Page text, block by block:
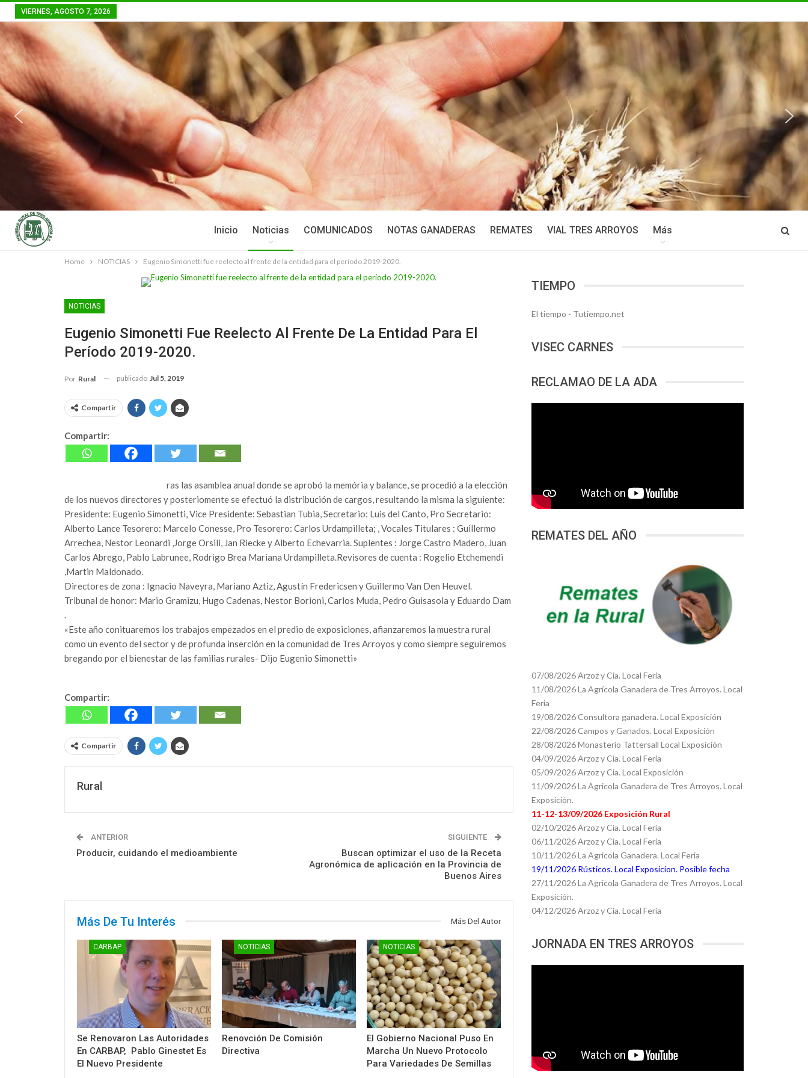
VIERNES, AGOSTO 7, 2026
Inicio Noticias COMUNICADOS NOTAS GANADERAS REMATES VIAL TRES ARROYOS Más
Home NOTICIAS Eugenio Simonetti fue reelecto al frente de la entidad para el período 2019-2020.
NOTICIAS
Eugenio Simonetti Fue Reelecto Al Frente De La Entidad Para El
Período 2019-2020.
Por Rural publicado Jul 5, 2019
Compartir
Compartir:
ras las asamblea anual donde se aprobó la memória y balance, se procedió a la elección
de los nuevos directores y posteriomente se efectuó la distribución de cargos, resultando la misma la siguiente:
Presidente: Eugenio Simonetti, Vice Presidente: Sebastian Tubia, Secretario: Luis del Canto, Pro Secretario:
Alberto Lance Tesorero: Marcelo Conesse, Pro Tesorero: Carlos Urdampilleta; , Vocales Titulares : Guillermo
Arrechea, Nestor Leonardi ,Jorge Orsili, Jan Riecke y Alberto Echevarria. Suplentes : Jorge Castro Madero, Juan
Carlos Abrego, Pablo Labrunee, Rodrigo Brea Mariana Urdampilleta.Revisores de cuenta : Rogelio Etchemendi
,Martin Maldonado.
Directores de zona : Ignacio Naveyra, Mariano Aztiz, Agustín Fredericsen y Guillermo Van Den Heuvel.
Tribunal de honor: Mario Gramizu, Hugo Cadenas, Nestor Borioni, Carlos Muda, Pedro Guisasola y Eduardo Dam
«Este año conituaremos los trabajos empezados en el predio de exposiciones, afianzaremos la muestra rural
como un evento del sector y de profunda inserción en la comunidad de Tres Arroyos y como siempre seguiremos
bregando por el bienestar de las familias rurales- Dijo Eugenio Simonetti»
Compartir:
Compartir
Rural
ANTERIOR
Producir, cuidando el medioambiente
SIGUIENTE
Buscan optimizar el uso de la Receta
Agronómica de aplicación en la Provincia de
Buenos Aires
Más De Tu Interés Más Del Autor
CARBAP
Se Renovaron Las Autoridades
En CARBAP, Pablo Ginestet Es
El Nuevo Presidente
NOTICIAS
Renovción De Comisión
Directiva
NOTICIAS
El Gobierno Nacional Puso En
Marcha Un Nuevo Protocolo
Para Variedades De Semillas
TIEMPO
El tiempo - Tutiempo.net
VISEC CARNES
RECLAMAO DE LA ADA
REMATES DEL AÑO
07/08/2026 Arzoz y Cia. Local Feria
11/08/2026 La Agrícola Ganadera de Tres Arroyos. Local
Feria
19/08/2026 Consultora ganadera. Local Exposición
22/08/2026 Campos y Ganados. Local Exposición
28/08/2026 Monasterio Tattersall Local Exposición
04/09/2026 Arzoz y Cia. Local Feria
05/09/2026 Arzoz y Cia. Local Exposición
11/09/2026 La Agricola Ganadera de Tres Arroyos. Local
Exposición.
11-12-13/09/2026 Exposición Rural
02/10/2026 Arzoz y Cia. Local Feria
06/11/2026 Arzoz y Cia. Local Feria
10/11/2026 La Agricola Ganadera. Local Feria
19/11/2026 Rústicos. Local Exposicion. Posible fecha
27/11/2026 La Agricola Ganadera de Tres Arroyos. Local
Exposición.
04/12/2026 Arzoz y Cia. Local Feria
JORNADA EN TRES ARROYOS